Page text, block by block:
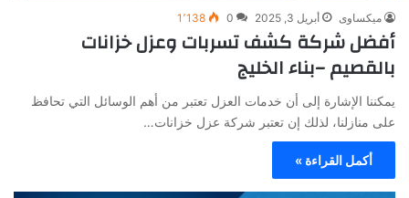
ميكساوى أبريل 3, 2025 0 1٬138
أفضل شركة كشف تسربات وعزل خزانات
بالقصيم –بناء الخليج
يمكننا الإشارة إلى أن خدمات العزل تعتبر من أهم الوسائل التي تحافظ
على منازلنا، لذلك إن تعتبر شركة عزل خزانات…
أكمل القراءة »